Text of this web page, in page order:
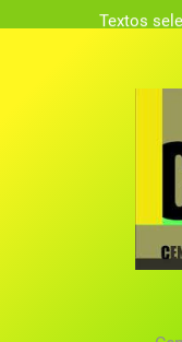
Francisco
Gala
Gala 2024 en el
Textos
Francisco
convocado por el
Gala anual virtual